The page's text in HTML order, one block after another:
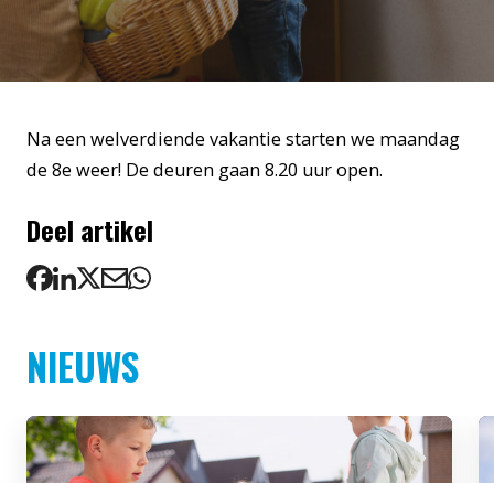
Na een welverdiende vakantie starten we maandag
de 8e weer! De deuren gaan 8.20 uur open.
Deel artikel
NIEUWS